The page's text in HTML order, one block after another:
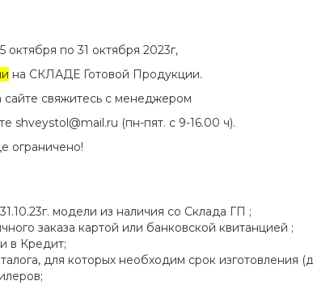
по 31 октября 2023г,
на СКЛАДЕ Готовой Продукции.
свяжитесь с менеджером
shveystol@mail.ru (пн-пят. с 9-16.00 ч).
ограничено!
модели из наличия со Склада ГП ;
заказа картой или банковской квитанцией ;
в Кредит;
для которых необходим срок изготовления